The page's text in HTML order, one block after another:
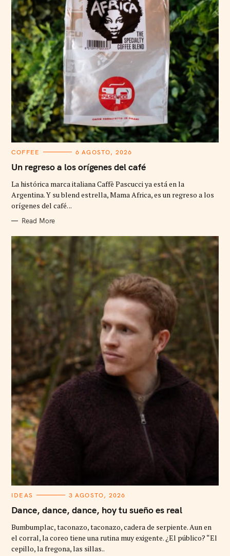
C
T
E
O
R
I
E
COFFEE 6 AGOSTO, 2026
Un regreso a los orígenes del café
La histórica marca italiana Caffè Pascucci ya está en la
Argentina. Y su blend estrella, Mama Africa, es un regreso a los
orígenes del café. ..
Read More
C
T
E
O
R
I
E
IDEAS 3 AGOSTO, 2026
Dance, dance, dance, hoy tu sueño es real
Bumbumplac, taconazo, taconazo, cadera de serpiente. Aun en
el corral, la coreo tiene una rutina muy exigente. ¿El público? “El
cepillo, la fregona, las sillas..